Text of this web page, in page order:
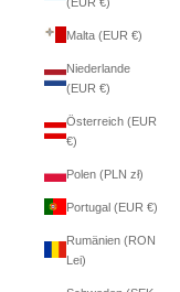
Malta (EUR €)
Niederlande
(EUR €)
Österreich (EUR
€)
Polen (PLN zł)
Portugal (EUR €)
Rumänien (RON
Lei)